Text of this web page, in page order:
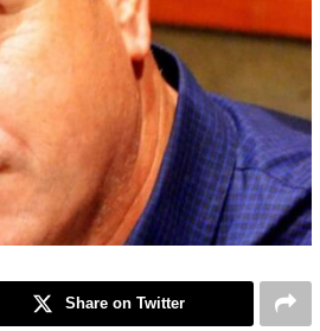
Share on Twitter